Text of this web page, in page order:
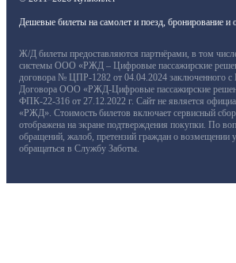
Дешевые билеты на самолет и поезд, бронирование и
Ж/Д билеты предоставляются партнёрами, в том
системы ООО «РЖД – Цифровые пассажирские
договора № ЦПР-1282 от 04.04.2024 заключенного с
Договора ООО «РЖД-Цифровые пассажирские
ФПК-22-316 от 27.12.2022 г. Сайт не является
«РЖД». Стоимость билетов включает сервисный
отображена на экране подтверждения покупки. По
обращений, жалоб, претензий граждан о возмещении
обращаться в Службу Заботы.